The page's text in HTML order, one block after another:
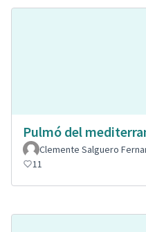
Pulmó del
Clemente Salguero
11